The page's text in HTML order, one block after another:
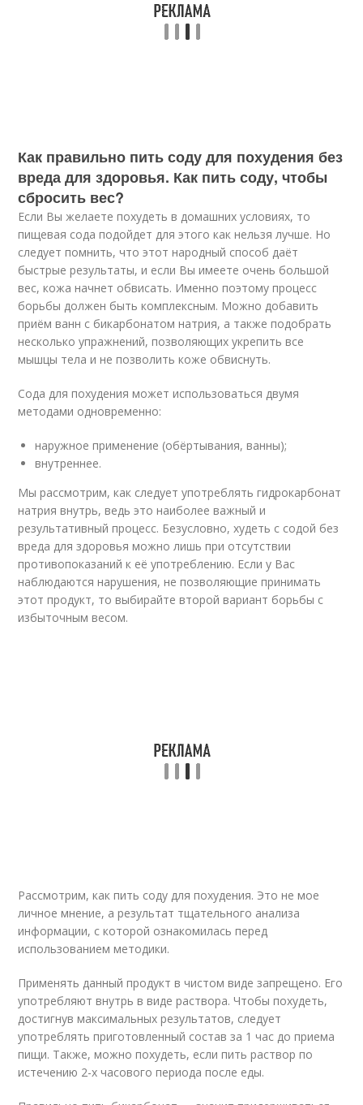
Как правильно пить соду для похудения без
вреда для здоровья. Как пить соду, чтобы
сбросить вес?
Если Вы желаете похудеть в домашних условиях, то
пищевая сода подойдет для этого как нельзя лучше. Но
следует помнить, что этот народный способ даёт
быстрые результаты, и если Вы имеете очень большой
вес, кожа начнет обвисать. Именно поэтому процесс
борьбы должен быть комплексным. Можно добавить
приём ванн с бикарбонатом натрия, а также подобрать
несколько упражнений, позволяющих укрепить все
мышцы тела и не позволить коже обвиснуть.
Сода для похудения может использоваться двумя
методами одновременно:
наружное применение (обёртывания, ванны);
внутреннее.
Мы рассмотрим, как следует употреблять гидрокарбонат
натрия внутрь, ведь это наиболее важный и
результативный процесс. Безусловно, худеть с содой без
вреда для здоровья можно лишь при отсутствии
противопоказаний к её употреблению. Если у Вас
наблюдаются нарушения, не позволяющие принимать
этот продукт, то выбирайте второй вариант борьбы с
избыточным весом.
Рассмотрим, как пить соду для похудения. Это не мое
личное мнение, а результат тщательного анализа
информации, с которой ознакомилась перед
использованием методики.
Применять данный продукт в чистом виде запрещено. Его
употребляют внутрь в виде раствора. Чтобы похудеть,
достигнув максимальных результатов, следует
употреблять приготовленный состав за 1 час до приема
пищи. Также, можно похудеть, если пить раствор по
истечению 2-х часового периода после еды.